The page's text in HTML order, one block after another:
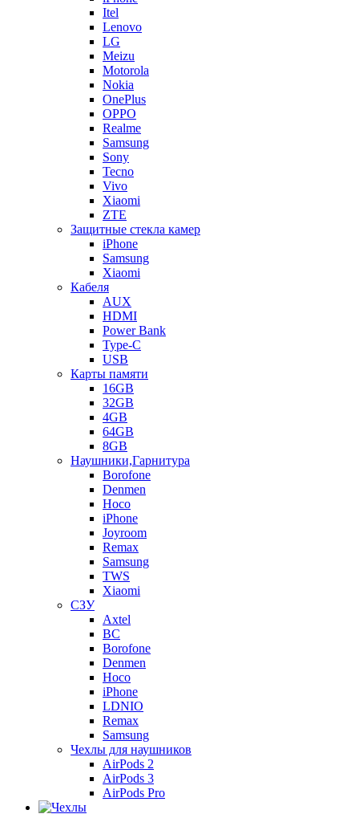
Itel
Lenovo
LG
Meizu
Motorola
Nokia
OnePlus
OPPO
Realme
Samsung
Sony
Tecno
Vivo
Xiaomi
ZTE
Защитные стекла камер
iPhone
Samsung
Xiaomi
Кабеля
AUX
HDMI
Power Bank
Type-C
USB
Карты памяти
16GB
32GB
4GB
64GB
8GB
Наушники,Гарнитура
Borofone
Denmen
Hoco
iPhone
Joyroom
Remax
Samsung
TWS
Xiaomi
СЗУ
Axtel
BC
Borofone
Denmen
Hoco
iPhone
LDNIO
Remax
Samsung
Чехлы для наушников
AirPods 2
AirPods 3
AirPods Pro